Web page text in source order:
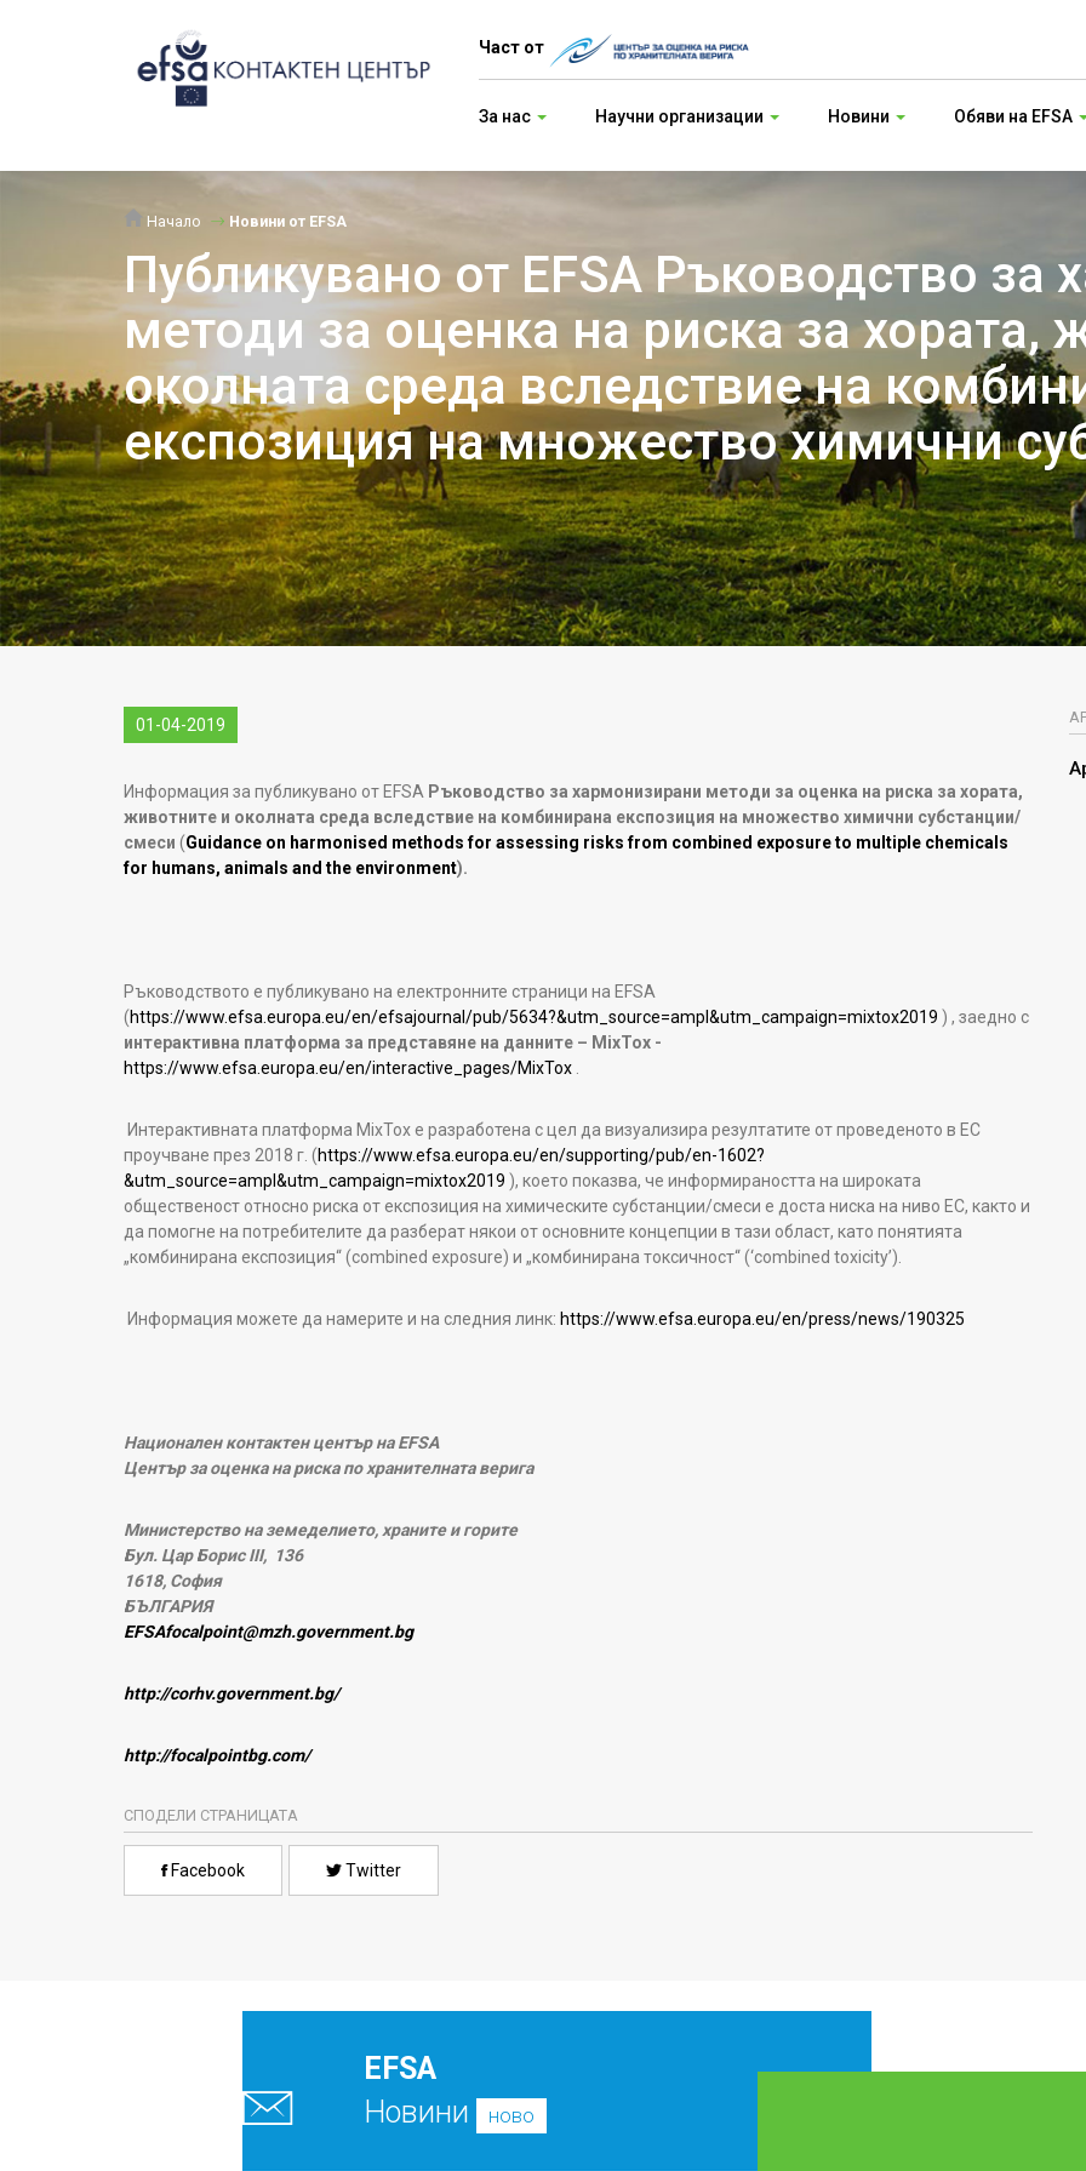
Част от
За нас Научни организации Новини Обяви на EFSA
Начало Новини от EFSA
Публикувано от EFSA Ръководство за
методи за оценка на риска за хората,
околната среда вследствие на
експозиция на множество химични
01-04-2019
Информация за публикувано от EFSA Ръководство за хармонизирани методи за оценка на риска за хората,
животните и околната среда вследствие на комбинирана експозиция на множество химични субстанции/
смеси (Guidance on harmonised methods for assessing risks from combined exposure to multiple chemicals
for humans, animals and the environment).
Ръководството е публикувано на електронните страници на EFSA
(https://www.efsa.europa.eu/en/efsajournal/pub/5634?&utm_source=ampl&utm_campaign=mixtox2019 ) , заедно с
интерактивна платформа за представяне на данните – MixTox -
https://www.efsa.europa.eu/en/interactive_pages/MixTox
Интерактивната платформа MixTox е разработена с цел да визуализира резултатите от проведеното в ЕС
проучване през 2018 г. (https://www.efsa.europa.eu/en/supporting/pub/en-1602?
&utm_source=ampl&utm_campaign=mixtox2019 ), което показва, че информираността на широката
общественост относно риска от експозиция на химическите субстанции/смеси е доста ниска на ниво ЕС, както и
да помогне на потребителите да разберат някои от основните концепции в тази област, като понятията
„комбинирана експозиция“ (combined exposure) и „комбинирана токсичност“ (‘combined toxicity’).
Информация можете да намерите и на следния линк: https://www.efsa.europa.eu/en/press/news/190325
Национален контактен център наEFSA
Център за оценка на риска по хранителната верига
Министерство на земеделието, храните и горите
Бул. Цар БорисIII, 136
1618, София
БЪЛГАРИЯ
EFSAfocalpoint@mzh.government.bg
http://corhv.government.bg/
http://focalpointbg.com/
СПОДЕЛИ СТРАНИЦАТА
Facebook Twitter
EFSA
Новини
ново